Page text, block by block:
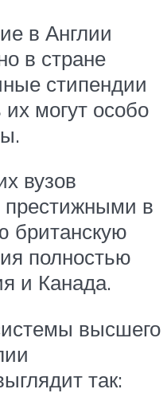
в Англии
в стране
стипендии
могут особо
вузов
в
британскую
полностью
и Канада.
высшего
так: